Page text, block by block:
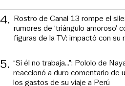
4. Rostro de Canal 13 rompe el
rumores de ‘triángulo amoroso’
figuras de la TV: impactó con su
5. “Si él no trabaja…”: Pololo de
reaccionó a duro comentario de
los gastos de su viaje a Perú